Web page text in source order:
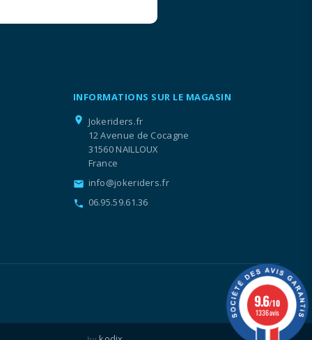
INFORMATIONS SUR LE MAGASIN
location_on
Jokeriders.fr
12 Avenue de Cocagne
31560 NAILLOUX
France
email info@jokeriders.fr
call 06.95.59.61.36
9.6/10
1336 avis